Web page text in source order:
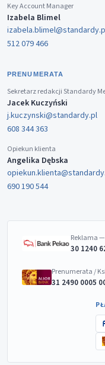
Key Account Manager
Izabela Blimel
512 079 466
PRENUMERATA
Sekretarz redakcji Standardy
Jacek Kuczyński
j.kuczynski@standardy.pl
608 344 363
Opiekun klienta
Angelika Dębska
690 190 544
Reklama —
30 1240
Prenumerata /
31 2490 0005